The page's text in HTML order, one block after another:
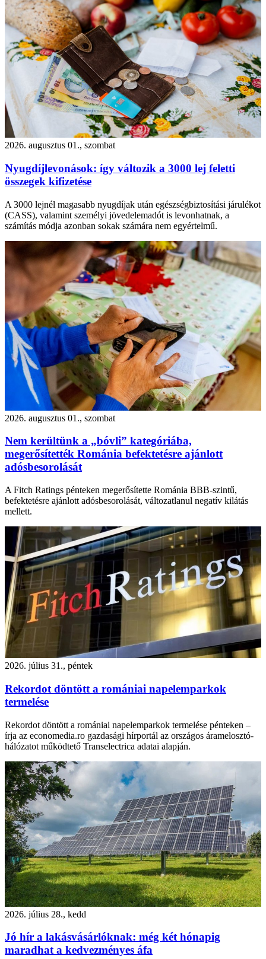
2026. augusztus 01., szombat
Nyugdíjlevonások: így változik a 3000 lej feletti
összegek kifizetése
A 3000 lejnél magasabb nyugdíjak után egészségbiztosítási járulékot
(CASS), valamint személyi jövedelemadót is levonhatnak, a
számítás módja azonban sokak számára nem egyértelmű.
2026. augusztus 01., szombat
Nem kerültünk a „bóvli” kategóriába,
megerősítették Románia befektetésre ajánlott
adósbesorolását
A Fitch Ratings pénteken megerősítette Románia BBB-szintű,
befektetésre ajánlott adósbesorolását, változatlanul negatív kilátás
mellett.
2026. július 31., péntek
Rekordot döntött a romániai napelemparkok
termelése
Rekordot döntött a romániai napelemparkok termelése pénteken –
írja az economedia.ro gazdasági hírportál az országos áramelosztó-
hálózatot működtető Transelectrica adatai alapján.
2026. július 28., kedd
Jó hír a lakásvásárlóknak: még két hónapig
maradhat a kedvezményes áfa